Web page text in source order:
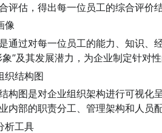
评估，得出每一位员工的综合评价
像
通过对每一位员工的能力、知识、
象”及其发展潜力，为企业制定针对
织结构图
构图是对企业组织架构进行可视化
内部的职责分工、管理架构和人员
析工具